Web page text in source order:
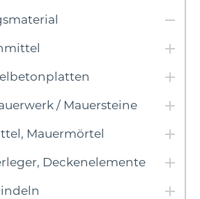
/ Mauersteine
Mauermörtel
Deckenelemente